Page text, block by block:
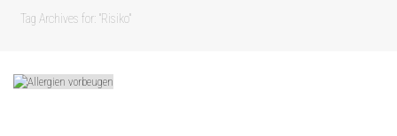
Tag Archives for: "Risiko"